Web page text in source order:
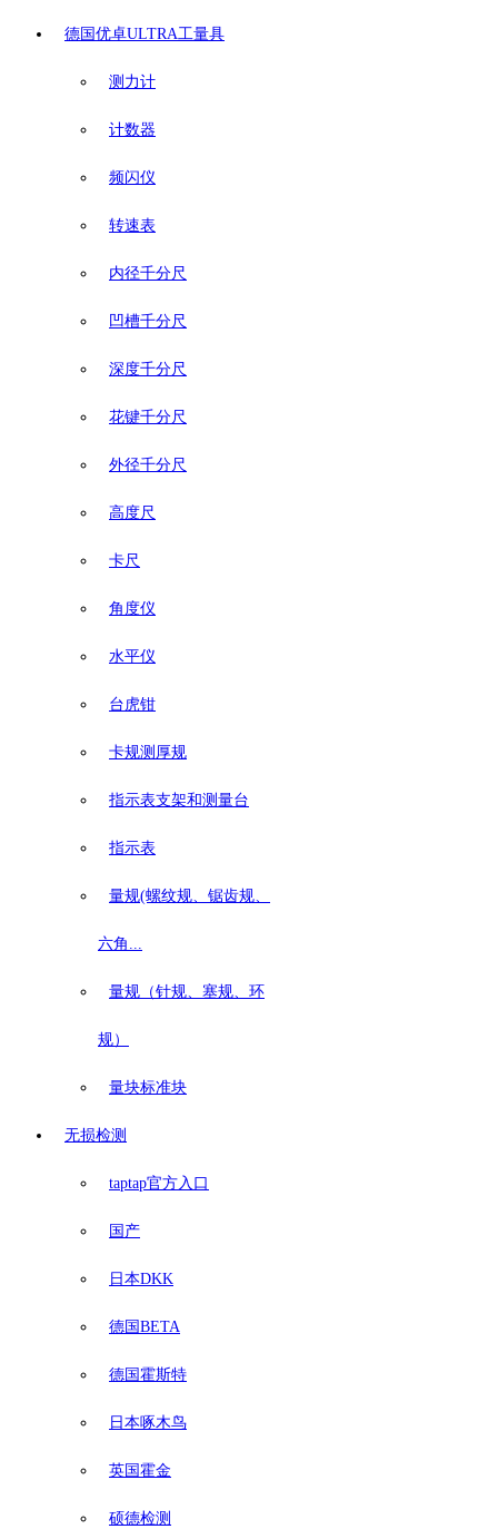
德国优卓ULTRA工量具
测力计
计数器
频闪仪
转速表
内径千分尺
凹槽千分尺
深度千分尺
花键千分尺
外径千分尺
高度尺
卡尺
角度仪
水平仪
台虎钳
卡规测厚规
指示表支架和测量台
指示表
量规(螺纹规、锯齿规、
六角...
量规（针规、塞规、环
规）
量块标准块
无损检测
taptap官方入口
国产
日本DKK
德国BETA
德国霍斯特
日本啄木鸟
英国霍金
硕德检测